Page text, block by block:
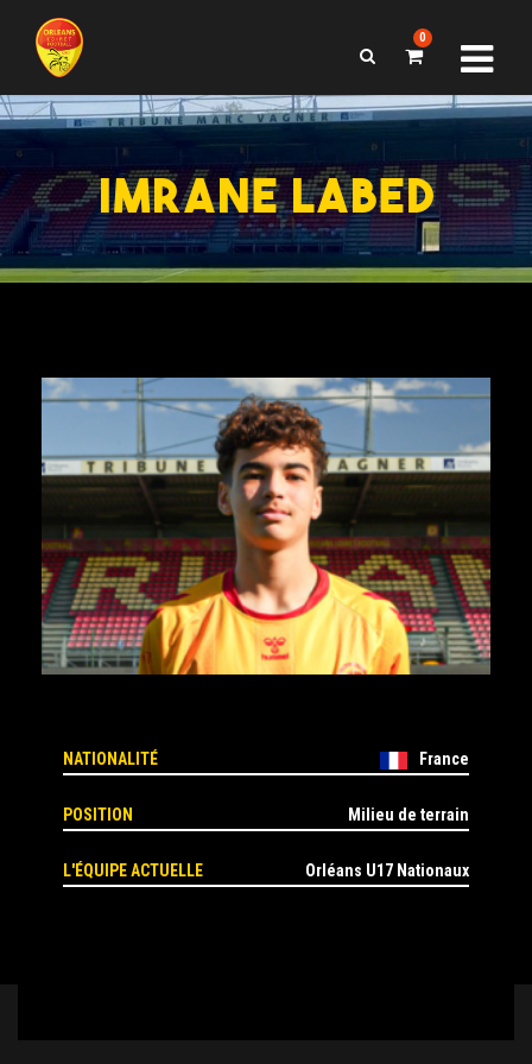
0
IMRANE LABED
NATIONALITÉ France
POSITION Milieu de terrain
L'ÉQUIPE ACTUELLE Orléans U17 Nationaux